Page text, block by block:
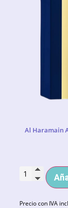
Al Haramain
Precio con IVA